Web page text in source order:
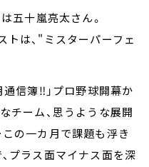
五十嵐亮太さん。
は、"ミスターパーフェ
通信簿‼」プロ野球開幕か
チーム、思うような展開
の一カ月で課題も浮き
プラス面マイナス面を深